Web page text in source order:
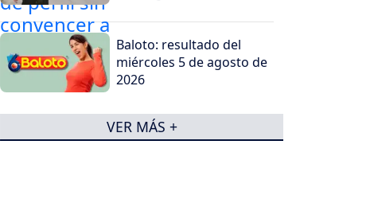
Baloto: resultado del
miércoles 5 de agosto de
2026
VER MÁS +